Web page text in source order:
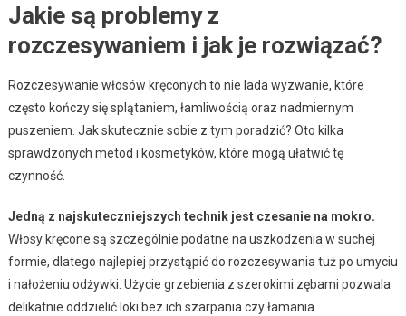
Jakie są problemy z
rozczesywaniem i jak je rozwiązać?
Rozczesywanie włosów kręconych to nie lada wyzwanie, które
często kończy się splątaniem, łamliwością oraz nadmiernym
puszeniem. Jak skutecznie sobie z tym poradzić? Oto kilka
sprawdzonych metod i kosmetyków, które mogą ułatwić tę
czynność.
Jedną z najskuteczniejszych technik jest czesanie na mokro.
Włosy kręcone są szczególnie podatne na uszkodzenia w suchej
formie, dlatego najlepiej przystąpić do rozczesywania tuż po umyciu
i nałożeniu odżywki. Użycie grzebienia z szerokimi zębami pozwala
delikatnie oddzielić loki bez ich szarpania czy łamania.